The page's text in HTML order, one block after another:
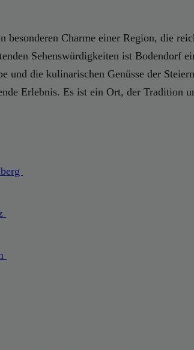
Charme einer Region, die
Sehenswürdigkeiten ist
die kulinarischen Genüsse der
Erlebnis. Es ist ein Ort, der